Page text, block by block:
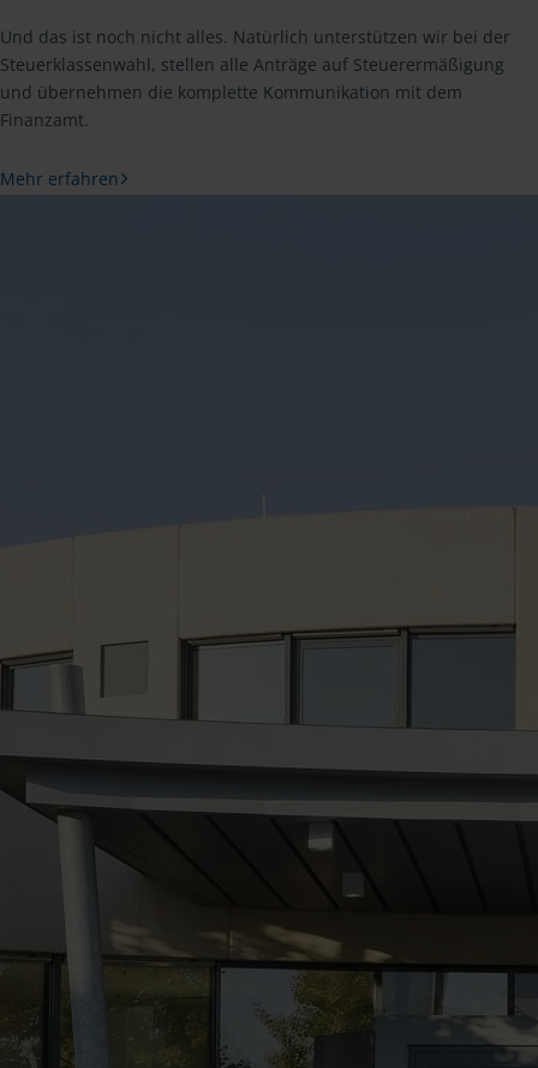
Und das ist noch nicht alles. Natürlich unterstützen wir bei der
Steuerklassenwahl, stellen alle Anträge auf Steuerermäßigung
und übernehmen die komplette Kommunikation mit dem
Finanzamt.
Mehr erfahren